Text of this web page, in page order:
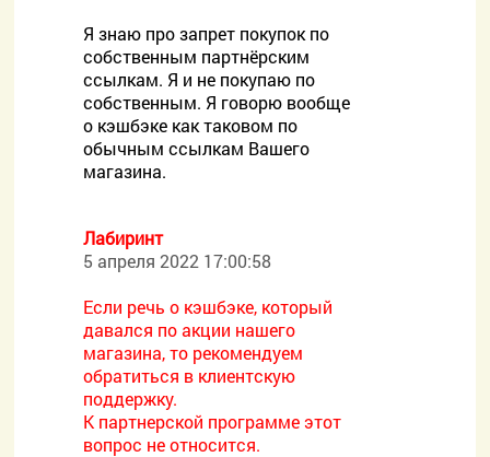
Я знаю про запрет покупок по
собственным партнёрским
ссылкам. Я и не покупаю по
собственным. Я говорю вообще
о кэшбэке как таковом по
обычным ссылкам Вашего
магазина.
Лабиринт
5 апреля 2022 17:00:58
Если речь о кэшбэке, который
давался по акции нашего
магазина, то рекомендуем
обратиться в клиентскую
поддержку.
К партнерской программе этот
вопрос не относится.